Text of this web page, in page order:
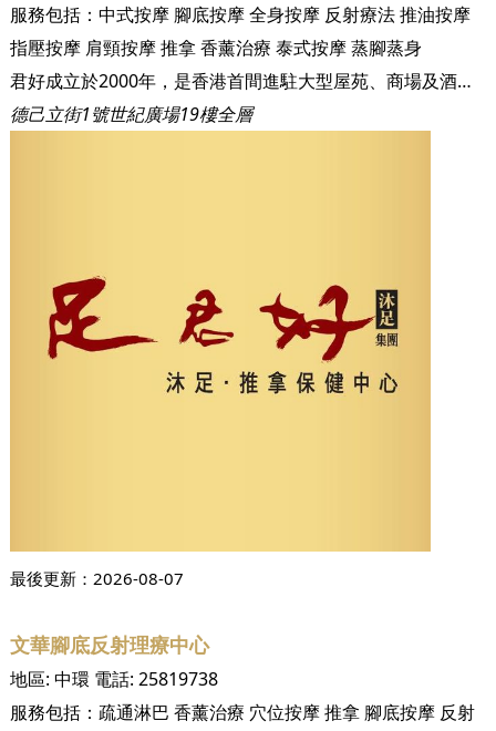
服務包括： 中式按摩 腳底按摩全身按摩 反射療法推油按摩
指壓按摩 肩頸按摩推拿香薰治療 泰式按摩蒸腳蒸身
君好成立於2000年，是香港首間進駐大型屋苑、商場及酒店的足底按摩休閒中心。成立至今已為超過三十萬名尊貴客戶提供健康休閒的養身保健服務。足君好集合了眾多人力、物力，針對現代人健康的問題展開研究，以中國數千年的養身之道－足底按摩及全身穴位推拿，配合優閒泰式裝修與頂級設備，徹底顛覆傳統對按摩、推拿的既定形象，讓您及您的家人安心又輕鬆地達到養身的功效！ 本集團至今已開設十三間沐足保健中心，遍佈港九新界，包括黃埔區、將軍澳區、香港區及荃灣等，未來將於不同地區開設分店以為各區居民服務。 足君好嚴格控管衛生環境及服務品質，讓注重養身的您同時享有最高等級的服務與最經濟實惠的消費。
德己立街1號世紀廣場19樓全層
最後更新： 2026-08-07
文華腳底反射理療中心
地區: 中環 電話: 25819738
服務包括： 疏通淋巴 香薰治療 穴位按摩推拿 腳底按摩 反射